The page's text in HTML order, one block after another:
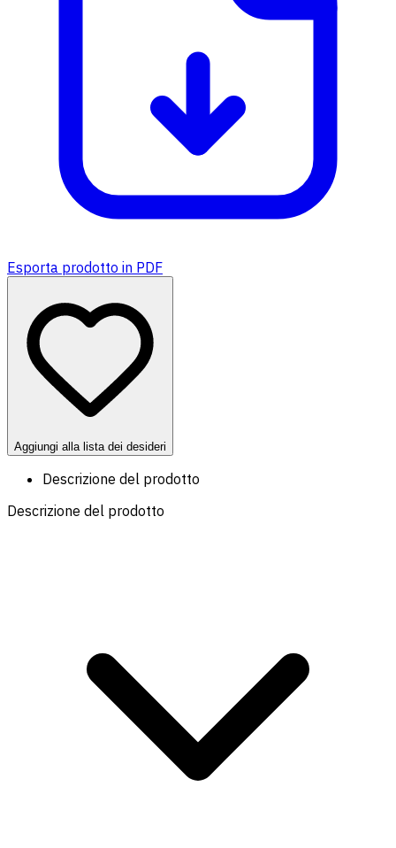
Esporta prodotto in PDF
Aggiungi alla lista dei desideri
Descrizione del prodotto
Descrizione del prodotto